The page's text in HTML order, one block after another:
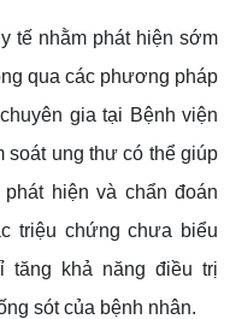
tế nhằm phát hiện sớm
qua các phương pháp
gia tại Bệnh viện
ung thư có thể giúp
hiện và chẩn đoán
triệu chứng chưa biểu
tăng khả năng điều trị
sót của bệnh nhân.